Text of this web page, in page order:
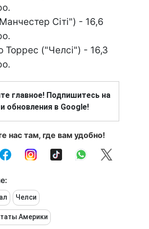
Сіті") - 16,6
Торрес ("Челсі") - 16,3
главное! Подпишитесь на
обновления в Google!
нас там, где вам удобно!
Челси
Америки